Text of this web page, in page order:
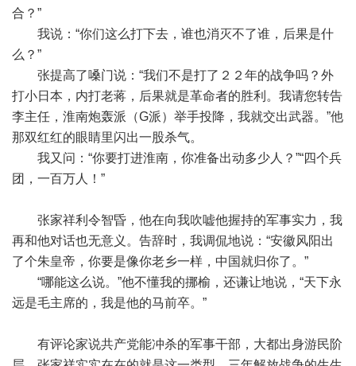
合？”
我说：“你们这么打下去，谁也消灭不了谁，后果是什
么？”
张提高了嗓门说：“我们不是打了２２年的战争吗？外
打小日本，内打老蒋，后果就是革命者的胜利。我请您转告
李主任，淮南炮轰派（G派）举手投降，我就交出武器。”他
那双红红的眼睛里闪出一股杀气。
我又问：“你要打进淮南，你准备出动多少人？”“四个兵
团，一百万人！”
张家祥利令智昏，他在向我吹嘘他握持的军事实力，我
再和他对话也无意义。告辞时，我调侃地说：“安徽风阳出
了个朱皇帝，你要是像你老乡一样，中国就归你了。”
“哪能这么说。”他不懂我的挪榆，还谦让地说，“天下永
远是毛主席的，我是他的马前卒。”
有评论家说共产党能冲杀的军事干部，大都出身游民阶